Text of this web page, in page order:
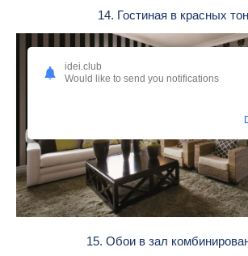
14. Гостиная в красных
15. Обои в зал
idei.club
Would like to send you notifications